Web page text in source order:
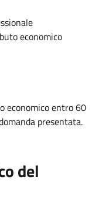
economico
economico entro 60
presentata.
del